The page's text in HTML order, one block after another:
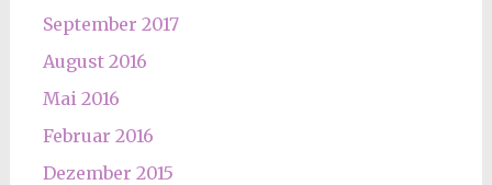
September 2017
August 2016
Mai 2016
Februar 2016
Dezember 2015